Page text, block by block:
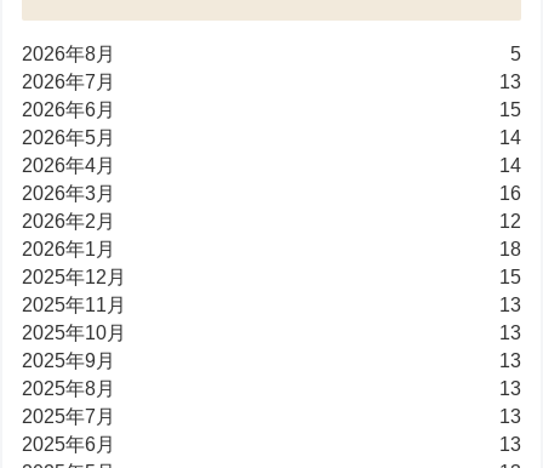
2026年8月
5
2026年7月
13
2026年6月
15
2026年5月
14
2026年4月
14
2026年3月
16
2026年2月
12
2026年1月
18
2025年12月
15
2025年11月
13
2025年10月
13
2025年9月
13
2025年8月
13
2025年7月
13
2025年6月
13